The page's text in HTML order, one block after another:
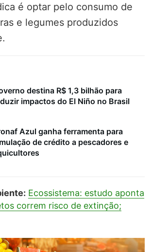
é optar pelo consumo de
e legumes produzidos
destina R$ 1,3 bilhão para
impactos do El Niño no Brasil
Azul ganha ferramenta para
de crédito a pescadores e
Ecossistema: estudo aponta
correm risco de extinção;